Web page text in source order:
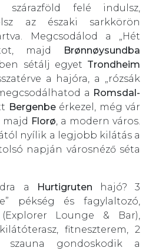
szárazföld felé indulsz,
az északi sarkkörön
Megcsodálod a „Hét
majd
Brønnøysundba
sétálj egyet Trondheim
a hajóra, a „rózsák
a Romsdal-
Bergenbeérkezel, még vár
, majd Florø , a modern város.
nyílik a legjobb kilátás a
napján városnéző séta
a Hurtigruten hajó? 3
pékség és fagylaltozó,
Lounge & Bar),
fitneszterem, 2
szauna gondoskodik a